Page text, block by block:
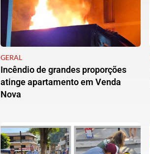
GERAL
Incêndio de grandes proporções
atinge apartamento em Venda
Nova